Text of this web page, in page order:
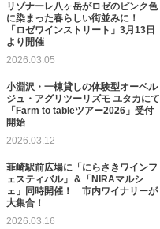
リゾナーレ八ヶ岳がロゼのピンク色
に染まった春らしい街並みに！
「ロゼワインストリート」3月13日
より開催
2026.03.05
小淵沢・一棟貸しの体験型オーベル
ジュ・アグリツーリズモ ユタカにて
「Farm to tableツアー2026」受付
開始
2026.03.12
韮崎駅前広場に「にらさきワインフ
ェスティバル」＆「NIRAマルシ
ェ」同時開催！ 市内ワイナリーが
大集合！
2026.03.16